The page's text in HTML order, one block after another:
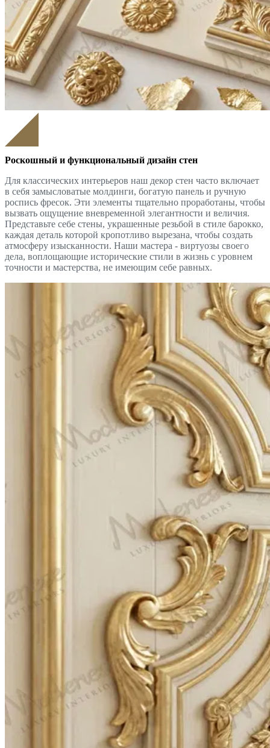
Роскошный и функциональный дизайн стен
Для классических интерьеров наш декор стен часто включает
в себя замысловатые молдинги, богатую панель и ручную
роспись фресок. Эти элементы тщательно проработаны, чтобы
вызвать ощущение вневременной элегантности и величия.
Представьте себе стены, украшенные резьбой в стиле барокко,
каждая деталь которой кропотливо вырезана, чтобы создать
атмосферу изысканности. Наши мастера - виртуозы своего
дела, воплощающие исторические стили в жизнь с уровнем
точности и мастерства, не имеющим себе равных.